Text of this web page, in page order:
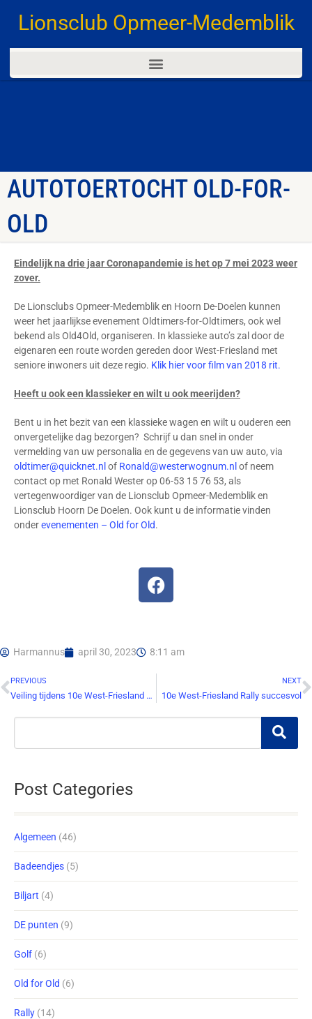
Lionsclub Opmeer-Medemblik
AUTOTOERTOCHT OLD-FOR-
OLD
Eindelijk na drie jaar Coronapandemie is het op 7 mei 2023 weer
zover.
De Lionsclubs Opmeer-Medemblik en Hoorn De-Doelen kunnen
weer het jaarlijkse evenement Oldtimers-for-Oldtimers, ook wel
bekend als Old4Old, organiseren. In klassieke auto’s zal door de
eigenaren een route worden gereden door West-Friesland met
seniore inwoners uit deze regio. Klik hier voor film van 2018 rit.
Heeft u ook een klassieker en wilt u ook meerijden?
Bent u in het bezit van een klassieke wagen en wilt u ouderen een
onvergetelijke dag bezorgen? Schrijf u dan snel in onder
vermelding van uw personalia en de gegevens van uw auto, via
oldtimer@quicknet.nl of Ronald@westerwognum.nl of neem
contact op met Ronald Wester op06-53 15 76 53, als
vertegenwoordiger van de Lionsclub Opmeer-Medemblik en
Lionsclub Hoorn De Doelen. Ook kunt u de informatie vinden
onderevenementen – Old for Old.
Harmannus april 30, 2023 8:11 am
PREVIOUS
Veiling tijdens 10e West-Friesland Rally (Update 26 april)
NEXT
10e West-Friesland Rally succesvol
Post Categories
Algemeen (46)
Badeendjes (5)
Biljart (4)
DE punten (9)
Golf (6)
Old for Old (6)
Rally (14)